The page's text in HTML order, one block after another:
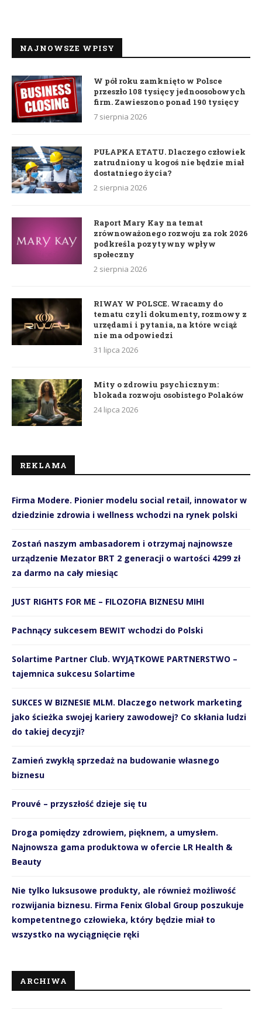
NAJNOWSZE WPISY
W pół roku zamknięto w Polsce
przeszło 108 tysięcy jednoosobowych
firm. Zawieszono ponad 190 tysięcy
7 sierpnia 2026
PUŁAPKA ETATU. Dlaczego człowiek
zatrudniony u kogoś nie będzie miał
dostatniego życia?
2 sierpnia 2026
Raport Mary Kay na temat
zrównoważonego rozwoju za rok 2026
podkreśla pozytywny wpływ
społeczny
2 sierpnia 2026
RIWAY W POLSCE. Wracamy do
tematu czyli dokumenty, rozmowy z
urzędami i pytania, na które wciąż
nie ma odpowiedzi
31 lipca 2026
Mity o zdrowiu psychicznym:
blokada rozwoju osobistego Polaków
24 lipca 2026
REKLAMA
Firma Modere. Pionier modelu social retail, innowator w
dziedzinie zdrowia i wellness wchodzi na rynek polski
Zostań naszym ambasadorem i otrzymaj najnowsze
urządzenie Mezator BRT 2 generacji o wartości 4299 zł
za darmo na cały miesiąc
JUST RIGHTS FOR ME – FILOZOFIA BIZNESU MIHI
Pachnący sukcesem BEWIT wchodzi do Polski
Solartime Partner Club. WYJĄTKOWE PARTNERSTWO –
tajemnica sukcesu Solartime
SUKCES W BIZNESIE MLM. Dlaczego network marketing
jako ścieżka swojej kariery zawodowej? Co skłania ludzi
do takiej decyzji?
Zamień zwykłą sprzedaż na budowanie własnego
biznesu
Prouvé – przyszłość dzieje się tu
Droga pomiędzy zdrowiem, pięknem, a umysłem.
Najnowsza gama produktowa w ofercie LR Health &
Beauty
Nie tylko luksusowe produkty, ale również możliwość
rozwijania biznesu. Firma Fenix Global Group poszukuje
kompetentnego człowieka, który będzie miał to
wszystko na wyciągnięcie ręki
ARCHIWA